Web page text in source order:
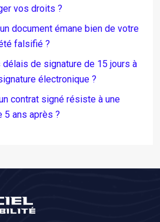
vos droits ?
document émane bien de votre
falsifié ?
de signature de 15 jours à
électronique ?
contrat signé résiste à une
5 ans après ?